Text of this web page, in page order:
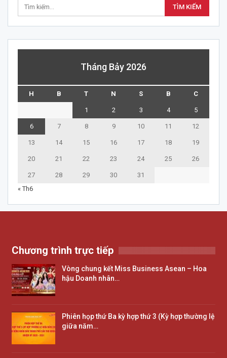
Tháng Bảy 2026
H B T N S B C
1 2 3 4 5
6 7 8 9 10 11 12
13 14 15 16 17 18 19
20 21 22 23 24 25 26
27 28 29 30
31
« Th6
Chương trình trực tiếp
Vòng chung kết Miss Business Asean – Hoa
hậu Doanh nhân…
Phiên họp thứ Ba kỳ hợp thứ 3 (Kỳ hợp thường lệ
giữa năm…